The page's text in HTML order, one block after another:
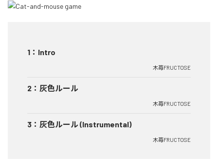
1 ： Intro
木苺FRUCTOSE
2 ： 灰色ルール
木苺FRUCTOSE
3 ： 灰色ルール (Instrumental)
木苺FRUCTOSE